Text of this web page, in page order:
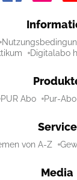
Digitalabo
PUR Abo Pur-
Service
von A-Z
Media